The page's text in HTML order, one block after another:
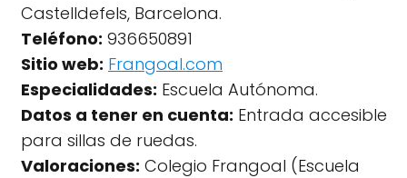
Castelldefels, Barcelona.
Teléfono: 936650891
Sitio web: Frangoal.com
Especialidades: Escuela Autónoma.
Datos a tener en cuenta: Entrada accesible
para sillas de ruedas.
Valoraciones: Colegio Frangoal (Escuela